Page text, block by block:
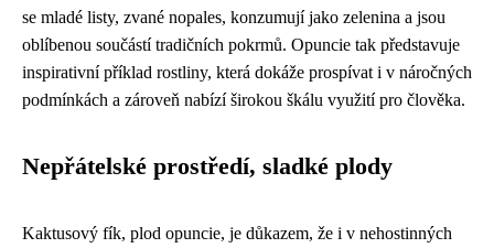
se mladé listy, zvané nopales, konzumují jako zelenina a jsou
oblíbenou součástí tradičních pokrmů. Opuncie tak představuje
inspirativní příklad rostliny, která dokáže prospívat i v náročných
podmínkách a zároveň nabízí širokou škálu využití pro člověka.
Nepřátelské prostředí, sladké plody
Kaktusový fík, plod opuncie, je důkazem, že i v nehostinných